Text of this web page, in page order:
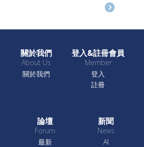
關於我們
About Us
關於我們
登入&註冊會員
Member
登入
註冊
論壇
Forum
最新
新聞
News
AI